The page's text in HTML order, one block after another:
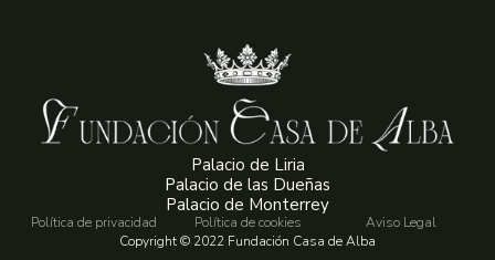
Palacio de Liria
Palacio de las Dueñas
Palacio de Monterrey
Política de privacidad Política de cookies
Aviso Legal
Copyright © 2022 Fundación Casa de Alba